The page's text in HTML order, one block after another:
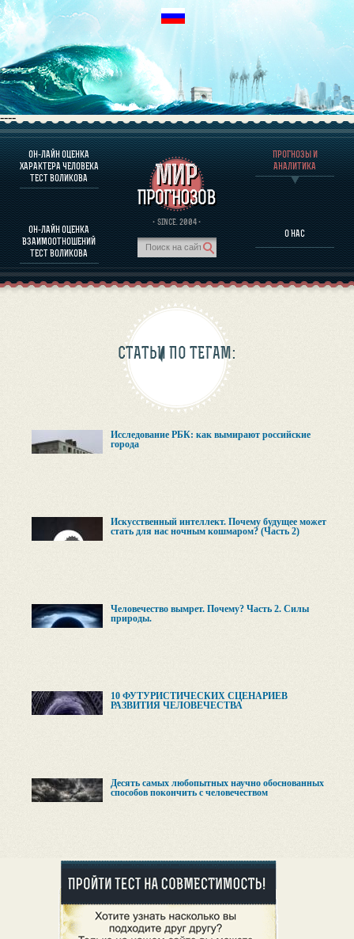
----
ОН-ЛАЙН ОЦЕНКА
ХАРАКТЕРА ЧЕЛОВЕКА
ТЕСТ ВОЛИКОВА
ОН-ЛАЙН ОЦЕНКА
ВЗАИМООТНОШЕНИЙ
ТЕСТ ВОЛИКОВА
· SINCE. 2004 ·
ПРОГНОЗЫ И
АНАЛИТИКА
О НАС
О ПРОГРАММЕ
ОЦЕНКА ХАРАКТЕРA ЧЕЛОВЕКА
ОЦЕНКА ХАРАКТЕРА ВЫДАЮЩИХСЯ ЛИЧНОСТЕЙ
О ПРОГРАММЕ
ПРОГНОЗЫ И АНАЛИТИКА
СТАТЬИ ПО ТЕГАМ:
Исследование РБК: как вымирают российские
города
Искусственный интеллект. Почему будущее может
стать для нас ночным кошмаром? (Часть 2)
Человечество вымрет. Почему? Часть 2. Силы
природы.
10 ФУТУРИСТИЧЕСКИХ СЦЕНАРИЕВ
РАЗВИТИЯ ЧЕЛОВЕЧЕСТВА
Десять самых любопытных научно обоснованных
способов покончить с человечеством